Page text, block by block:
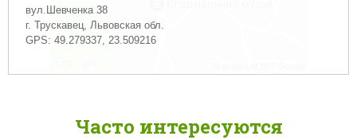
вул.Шевченка 38
г. Трускавец, Львовская обл.
GPS:49.279337,23.509216
Часто интересуются